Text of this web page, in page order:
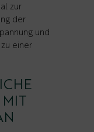
zur
der
und
einer
Z
B